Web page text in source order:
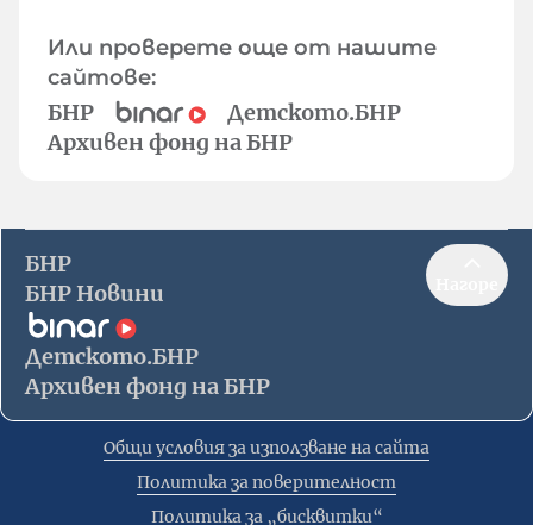
Или проверете още от нашите
сайтове:
БНР
Детското.БНР
Архивен фонд на БНР
БНР
БНР Новини
Детското.БНР
Архивен фонд на БНР
Общи условия за използване на сайта
Политика за поверителност
Политика за „бисквитки“